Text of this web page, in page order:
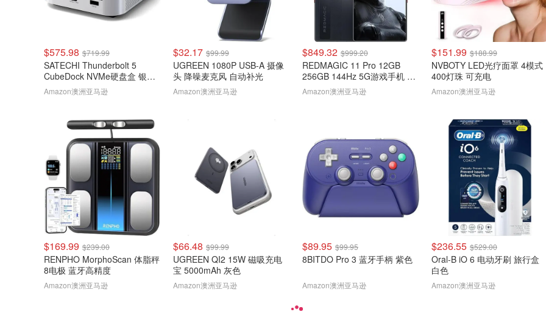
$575.98 $719.99
SATECHI Thunderbolt 5
CubeDock NVMe硬盘盒 银色
80Gbps 140W扩展坞
Amazon澳洲亚马逊
$32.17 $99.99
UGREEN 1080P USB-A 摄像
头 降噪麦克风 自动补光
Amazon澳洲亚马逊
$849.32 $999.20
REDMAGIC 11 Pro 12GB
256GB 144Hz 5G游戏手机 黑
色
Amazon澳洲亚马逊
$151.99 $188.99
NVBOTY LED光疗面罩 4模式
400灯珠 可充电
Amazon澳洲亚马逊
$169.99 $239.00
RENPHO MorphoScan 体脂秤
8电极 蓝牙高精度
Amazon澳洲亚马逊
$66.48 $99.99
UGREEN QI2 15W 磁吸充电
宝 5000mAh 灰色
Amazon澳洲亚马逊
$89.95 $99.95
8BITDO Pro 3 蓝牙手柄 紫色
Amazon澳洲亚马逊
$236.55 $529.00
Oral-B iO 6 电动牙刷 旅行盒
白色
Amazon澳洲亚马逊